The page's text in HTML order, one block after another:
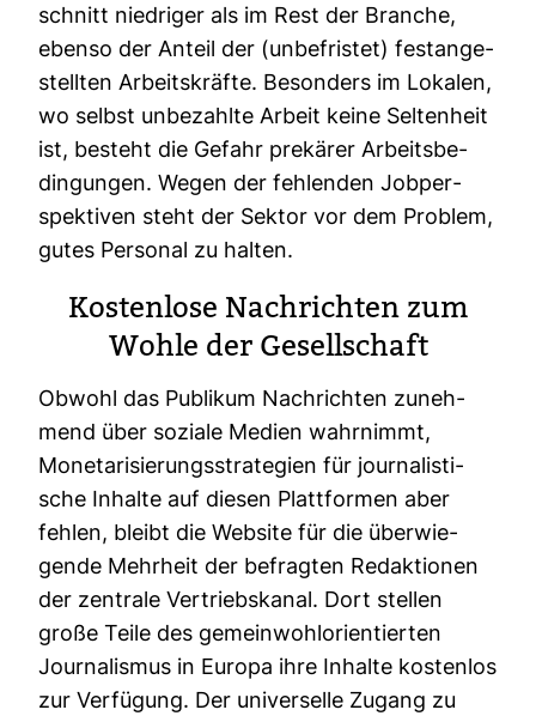
schnitt nied­riger als im Rest der Branche,
ebenso der Anteil der (unbe­fristet) fest­an­ge­
stellten Arbeits­kräfte. Beson­ders im Lokalen,
wo selbst unbe­zahlte Arbeit keine Sel­ten­heit
ist, besteht die Gefahr pre­kärer Arbeits­be­
din­gungen. Wegen der feh­lenden Job­per­
spek­tiven steht der Sektor vor dem Pro­blem,
gutes Per­sonal zu halten.
Kos­ten­lose Nach­richten zum
Wohle der Gesell­schaft
Obwohl das Publikum Nach­richten zuneh­
mend über soziale Medien wahr­nimmt,
Mone­ta­ri­sie­rungs­stra­te­gien für jour­na­lis­ti­
sche Inhalte auf diesen Platt­formen aber
fehlen, bleibt die Web­site für die über­wie­
gende Mehr­heit der befragten Redak­tionen
der zen­trale Ver­triebs­kanal. Dort stellen
große Teile des gemein­wohl­ori­en­tierten
Jour­na­lismus in Europa ihre Inhalte kos­tenlos
zur Ver­fü­gung. Der uni­ver­selle Zugang zu